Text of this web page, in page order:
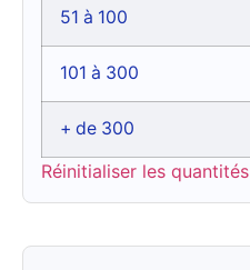
51 à 100
101 à 300
+ de 300
Réinitialiser les quantités